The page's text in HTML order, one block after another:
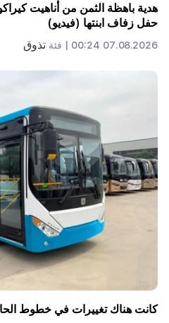
هدية باهظة الثمن من أناهيت
حفل زفاف ابنتها (فيديو)
07.08.2026 00:24 | فئة تذوق
كانت هناك تغييرات في خطوط